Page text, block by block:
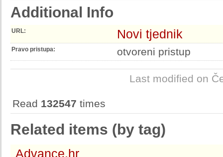
Additional Info
URL: Novi tjednik
Pravo pristupa: otvoreni pristup
Last modified on
Read 132547 times
Related items (by tag)
Advance.hr